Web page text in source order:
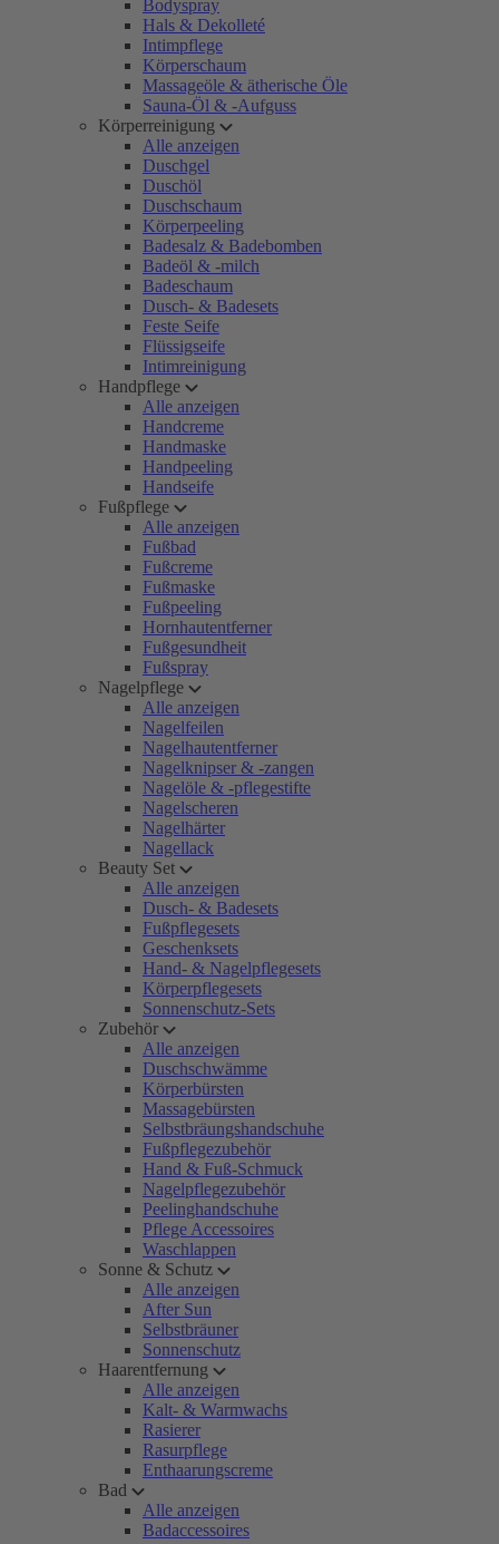
Bodyspray
Hals & Dekolleté
Intimpflege
Körperschaum
Massageöle & ätherische Öle
Sauna-Öl & -Aufguss
Körperreinigung
Alle anzeigen
Duschgel
Duschöl
Duschschaum
Körperpeeling
Badesalz & Badebomben
Badeöl & -milch
Badeschaum
Dusch- & Badesets
Feste Seife
Flüssigseife
Intimreinigung
Handpflege
Alle anzeigen
Handcreme
Handmaske
Handpeeling
Handseife
Fußpflege
Alle anzeigen
Fußbad
Fußcreme
Fußmaske
Fußpeeling
Hornhautentferner
Fußgesundheit
Fußspray
Nagelpflege
Alle anzeigen
Nagelfeilen
Nagelhautentferner
Nagelknipser & -zangen
Nagelöle & -pflegestifte
Nagelscheren
Nagelhärter
Nagellack
Beauty Set
Alle anzeigen
Dusch- & Badesets
Fußpflegesets
Geschenksets
Hand- & Nagelpflegesets
Körperpflegesets
Sonnenschutz-Sets
Zubehör
Alle anzeigen
Duschschwämme
Körperbürsten
Massagebürsten
Selbstbräungshandschuhe
Fußpflegezubehör
Hand & Fuß-Schmuck
Nagelpflegezubehör
Peelinghandschuhe
Pflege Accessoires
Waschlappen
Sonne & Schutz
Alle anzeigen
After Sun
Selbstbräuner
Sonnenschutz
Haarentfernung
Alle anzeigen
Kalt- & Warmwachs
Rasierer
Rasurpflege
Enthaarungscreme
Bad
Alle anzeigen
Badaccessoires